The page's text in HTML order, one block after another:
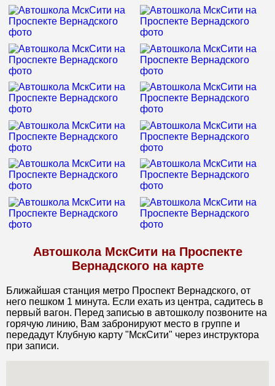
Автошкола МскСити на Проспекте
Вернадского на карте
Ближайшая станция метро Проспект Вернадского, от
него пешком 1 минута. Если ехать из центра, садитесь в
первый вагон. Перед записью в автошколу позвоните на
горячую линию, Вам забронируют место в группе и
передадут Клубную карту "МскСити" через инструктора
при записи.